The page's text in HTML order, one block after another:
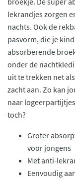
lekrandjes zorgen
nachts. Ook de
pasvorm, die je
absorberende
onder de
uit te trekken net
zacht aan. Zo kan
naar
toch?
Groter
voor jongens
Met anti-
Eenvoudig